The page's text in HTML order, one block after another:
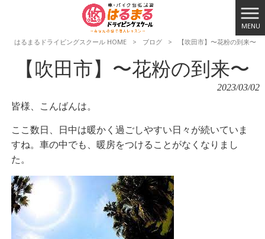
MENU
はるまるドライビングスクール HOME
> ブログ > 【吹田市】〜花粉の到来〜
【吹田市】〜花粉の到来〜
2023/03/02
皆様、こんばんは。
ここ数日、日中は暖かく過ごしやすい日々が続いていま
すね。車の中でも、暖房をつけることがなくなりまし
た。